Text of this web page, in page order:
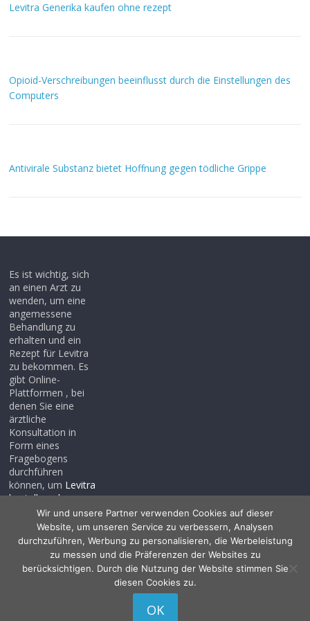
Levitra Generika kaufen ohne rezept
Opioid-Verschreibungen beeinflusst durch die Einstellungen des
Computers
Antivirale Substanz bietet Hoffnung gegen tödliche Grippe
Es ist wichtig, sich
an einen Arzt zu
wenden, um eine
angemessene
Behandlung zu
erhalten und ein
Rezept für Levitra
zu bekommen. Es
gibt Online-
Plattformen , bei
denen Sie eine
ärztliche
Konsultation in
Form eines
Fragebogens
durchführen
können, um Levitra
bestellen ohne
rezept, auch wenn
Sie noch kein
Rezept haben .
Wir und unsere Partner verwenden Cookies auf dieser
Website, um unseren Service zu verbessern, Analysen
durchzuführen, Werbung zu personalisieren, die Werbeleistung
zu messen und die Präferenzen der Websites zu
berücksichtigen. Durch die Nutzung der Website stimmen Sie
diesen Cookies zu.
OK